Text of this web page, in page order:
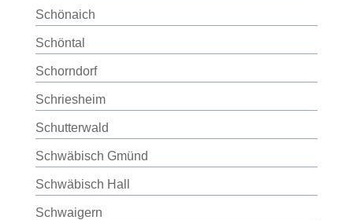
Schönaich
Schöntal
Schorndorf
Schriesheim
Schutterwald
Schwäbisch Gmünd
Schwäbisch Hall
Schwaigern